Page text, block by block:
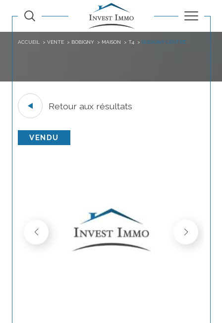
ACCUEIL VENTE BOBIGNY MAISON T4 BOBIGNY CENTRE
Retour aux résultats
VENDU